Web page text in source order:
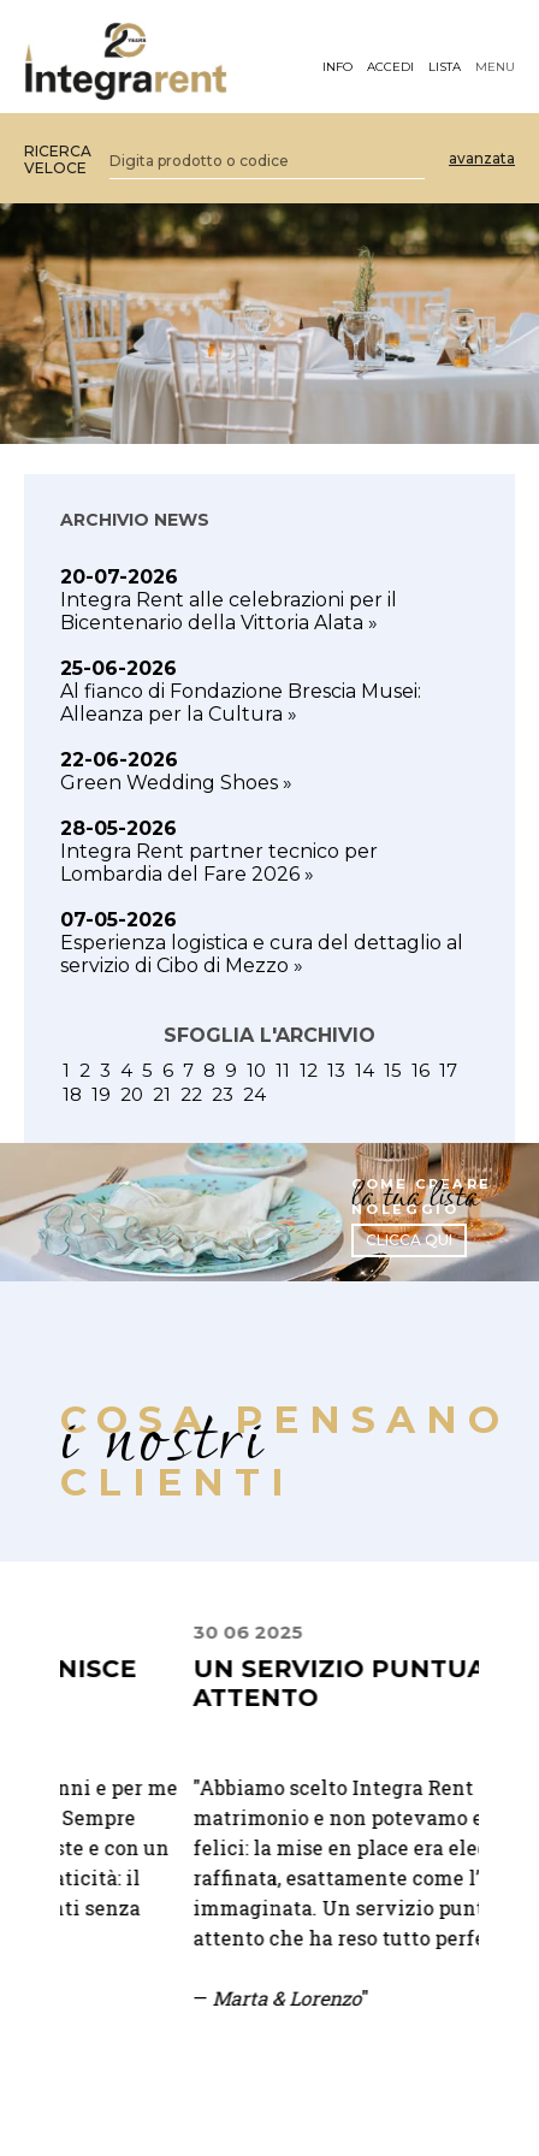
INFO ACCEDI LISTA MENU
RICERCA
VELOCE
avanzata
ARCHIVIO NEWS
20-07-2026
Integra Rent alle celebrazioni per il
Bicentenario della Vittoria Alata »
25-06-2026
Al fianco di Fondazione Brescia Musei:
Alleanza per la Cultura »
22-06-2026
Green Wedding Shoes »
28-05-2026
Integra Rent partner tecnico per
Lombardia del Fare 2026 »
07-05-2026
Esperienza logistica e cura del dettaglio al
servizio di Cibo di Mezzo »
SFOGLIA L'ARCHIVIO
1 2 3 4 5 6 7 8 9 10 11 12 13 14 15 16 17
18 19 20 21 22 23 24
COME CREARE
la tua lista
NOLEGGIO
CLICCA QUI
COSA PENSANO
i nostri
CLIENTI
UN SERVIZIO PUNTUALE E
"Abbiamo scelto Integra Rent per il nostro
matrimonio e non potevamo essere più
felici: la mise en place era elegante e
raffinata, esattamente come l’avevamo
immaginata. Un servizio puntuale e
attento che ha reso tutto perfetto.
Marta & Lorenzo"